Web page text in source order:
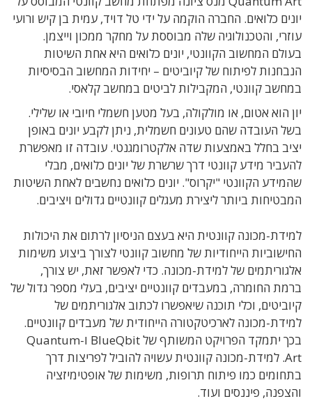
יונים כלואים. החברה הוקמה על ידי טל דויד, עמית בן קיש ורועי
עוזרי, והטכנולוגיה שלה מבוססת על מחקר ממכון וייצמן.
בעולם המחשוב הקוונטי, יונים כלואים היא אחת השיטות
הנבחנות לפיתוח של קיוביטים – יחידות המחשוב הבסיסיות
במחשב קוונטי, המקבילות לביטים במחשב קלאסי.
יון הוא אטום, או מולקולה, בעל מטען חשמלי חיובי או שלילי.
בשל העובדה שהם טעונים חשמלית, ניתן לקבע יונים באופן
יציב בחלל באמצעות שדה אלקטרומגנטי. עובדה זו מאפשרת
להעביר מידע קוונטי דרך שרשרת של יונים כלואים, מבלי
שהמידע הקוונטי "יקרוס". יונים כלואים נחשבים לאחת השיטות
המבטיחות ביותר ליצירת מעגלים קוונטיים גדולים ויציבים.
למידת-מכונה קוונטית היא בעצם הניסיון לרתום את היכולות
החישוביות הייחודיות של מחשוב קוונטי לצורך ביצוע משימות
אלגוריתמים של למידת-מכונה. כדי לאפשר זאת, יש צורך,
ברמת החומרה, במעבדים קוונטיים יציבים, בעלי מספר גדול של
קיוביטים, וכלי תוכנה שיאפשרו לכתוב אלגוריתמים של
למידת-מכונה לארכיטקטורה הייחודית של מעבדים קוונטיים.
בכך יתמקד הפרויקט המשותף של BlueQbit ו-Quantum
Art. למידת-מכונה קוונטית עשויה להוביל לפריצות דרך
בתחומים כמו פיתוח תרופות, משימות של אופטימיזציה
והצפנה, פיננסים ועוד.